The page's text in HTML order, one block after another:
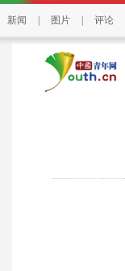
新闻 图片 评论